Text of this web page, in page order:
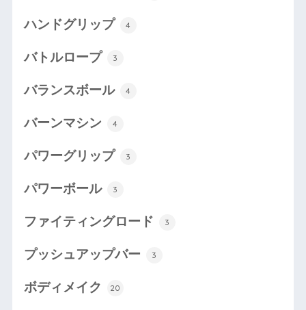
ハンドグリップ 4
バトルロープ 3
バランスボール 4
バーンマシン 4
パワーグリップ 3
パワーボール 3
ファイティングロード 3
プッシュアップバー 3
ボディメイク 20